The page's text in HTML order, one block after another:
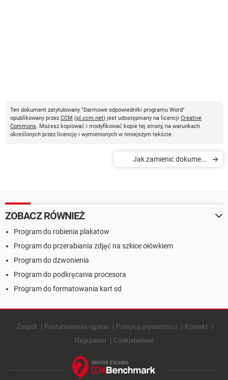
Ten dokument zatytułowany "Darmowe odpowiedniki programu Word"
opublikowany przez CCM (pl.ccm.net) jest udostępniany na licencji Creative
Commons. Możesz kopiować i modyfikować kopie tej strony, na warunkach
określonych przez licencję i wymienionych w niniejszym tekście.
Jak zamienić dokument
ZOBACZ RÓWNIEŻ
Program do robienia plakatow
Program do przerabiania zdjęć na szkice ołówkiem
Program do dzwonienia
Program do podkręcania procesora
Program do formatowania kart sd
Zespół Postanowienia ogólne Polityką prywatności
Kontakt
Regulamin
Cookiebeheer